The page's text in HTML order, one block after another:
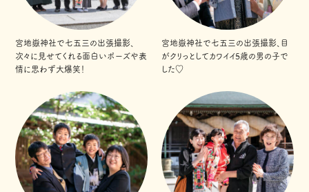
宮地嶽神社で七五三の出張撮影、
次々に見せてくれる面白いポーズや表
情に思わず大爆笑！
宮地嶽神社で七五三の出張撮影、目
がクリっとしてカワイイ5歳の男の子で
した♡